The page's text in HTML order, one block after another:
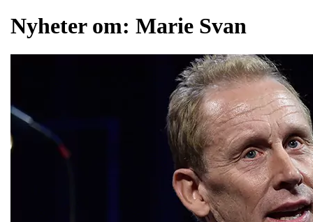
Nyheter om: Marie Svan